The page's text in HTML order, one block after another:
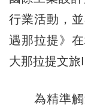
行業活動，
遇那拉提》
大那拉提文旅
為精準觸